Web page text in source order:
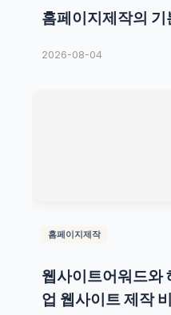
홈페이지제작의
2026-08-04
홈페이지제작
웹사이트어워드와
업 웹사이트 제작